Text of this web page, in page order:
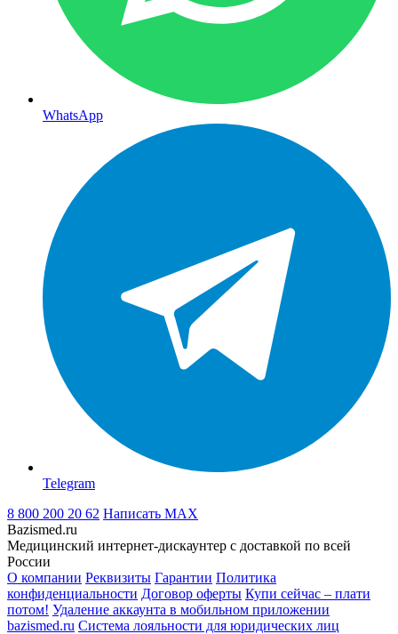
WhatsApp
Telegram
8 800 200 20 62 Написать MAX
Bazismed.ru
Медицинский интернет-дискаунтер с доставкой по всей
России
О компании Реквизиты Гарантии Политика
конфиденциальности Договор оферты Купи сейчас – плати
потом! Удаление аккаунта в мобильном приложении
bazismed.ru Система лояльности для юридических лиц